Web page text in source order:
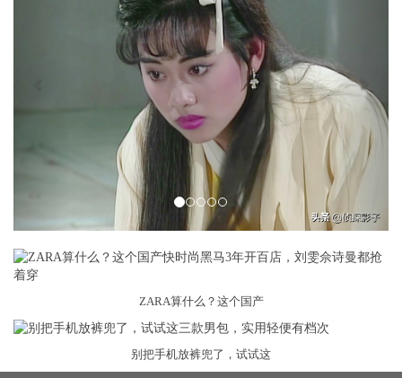
ZARA算什么？这个国产
别把手机放裤兜了，试试这